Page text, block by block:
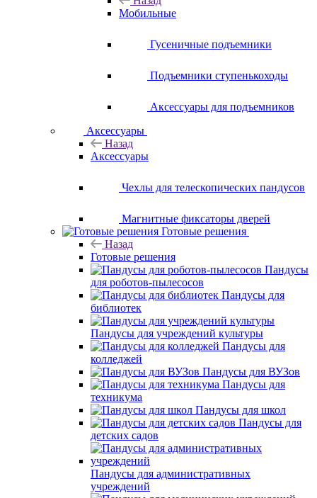
Мобильные
Гусеничные подъемники
Подъемники ступенькоходы
Аксессуары для подъемников
Аксессуары
Назад
Аксессуары
Чехлы для телескопических пандусов
Магнитные фиксаторы дверей
Готовые решения
Назад
Готовые решения
Пандусы
для роботов-пылесосов
Пандусы для
библиотек
Пандусы для учреждений культуры
Пандусы для
колледжей
Пандусы для ВУЗов
Пандусы для
техникума
Пандусы для школ
Пандусы для
детских садов
Пандусы для административных
учреждений